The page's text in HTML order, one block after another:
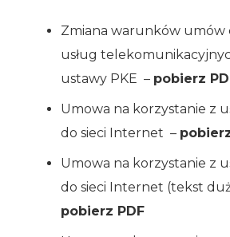
Zmiana warunków umów
usług
ustawy PKE – pobierz
Umowa na korzystanie z
do sieci Internet –
Umowa na korzystanie z
do sieci Internet (tekst
pobierz PDF